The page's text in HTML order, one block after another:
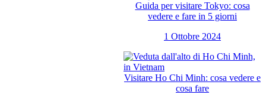
Guida per visitare Tokyo: cosa
vedere e fare in 5 giorni
1 Ottobre 2024
Visitare Ho Chi Minh: cosa vedere e
cosa fare